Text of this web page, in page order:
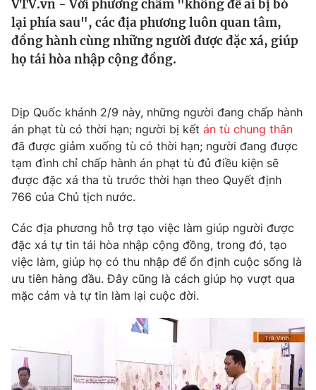
Y tế
Thế giới
Thế giới đó đây
Câu chuyện quốc tế
Tài chính
Thị trường
Góc doanh nghiệp
Dữ liệu và đời sống
Truyền hình
Hậu trường
Nhân vật
Khán giả
Giải trí
Điện ảnh
Âm nhạc
Sao
Đời sống
Du lịch
Chất lượng cuộc sống
Giáo dục
Học trực tuyến
Hitech Công nghệ tương lai
Giao lưu trực tuyến
VTV.vn - Với phương châm "không để ai bị bỏ
lại phía sau", các địa phương luôn quan tâm,
đồng hành cùng những người được đặc xá, giúp
họ tái hòa nhập cộng đồng.
Dịp Quốc khánh 2/9 này, những người đang chấp hành
án phạt tù có thời hạn; người bị kết án tù chung thân
đã được giảm xuống tù có thời hạn; người đang được
tạm đình chỉ chấp hành án phạt tù đủ điều kiện sẽ
được đặc xá tha tù trước thời hạn theo Quyết định
766 của Chủ tịch nước.
Các địa phương hỗ trợ tạo việc làm giúp người được
đặc xá tự tin tái hòa nhập cộng đồng, trong đó, tạo
việc làm, giúp họ có thu nhập để ổn định cuộc sống là
ưu tiên hàng đầu. Đây cũng là cách giúp họ vượt qua
mặc cảm và tự tin làm lại cuộc đời.